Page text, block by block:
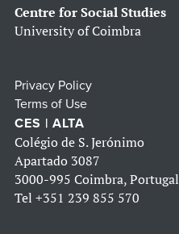
Centre for Social Studies
University of Coimbra
Privacy Policy
Terms of Use
CES | ALTA
Colégio de S. Jerónimo
Apartado 3087
3000-995 Coimbra, Portugal
Tel +351 239 855 570